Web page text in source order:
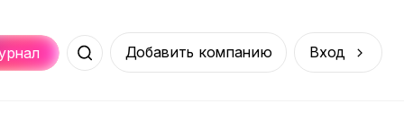
Услуги Покупки Онлайн
Места Добавить компанию Вход